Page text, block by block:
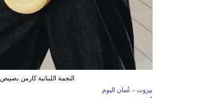
النجمة اللبنانية كارمن بصيبص
بيروت - عُمان اليوم